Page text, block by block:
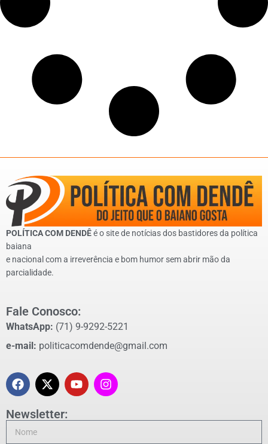
POLÍTICA COM DENDÊé o site de notícias dos bastidores da política
baiana
e nacional com a irreverência e bom humor sem abrir mão da
parcialidade.
Fale Conosco:
WhatsApp: (71) 9-9292-5221
e-mail: politicacomdende@gmail.com
Newsletter: